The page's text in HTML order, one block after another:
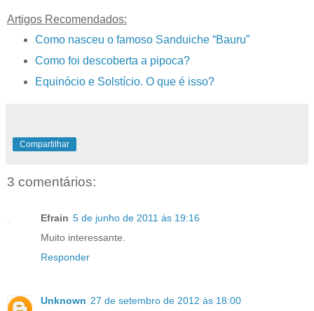
Artigos Recomendados:
Como nasceu o famoso Sanduiche “Bauru”
Como foi descoberta a pipoca?
Equinócio e Solstício. O que é isso?
Compartilhar
3 comentários:
Efrain 5 de junho de 2011 às 19:16
Muito interessante.
Responder
Unknown 27 de setembro de 2012 às 18:00